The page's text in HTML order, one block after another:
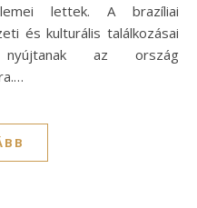
lettek. A brazíliai
és kulturális találkozásai
nyújtanak az ország